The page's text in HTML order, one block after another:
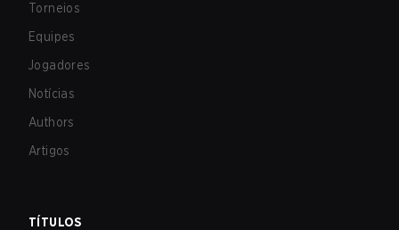
Torneios
Equipes
Jogadores
Notícias
Authors
Artigos
TÍTULOS